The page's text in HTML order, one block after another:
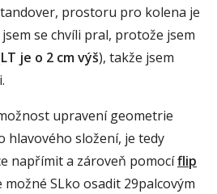
prostoru pro kolena je
se chvíli pral, protože jsem
LT je o 2 cm výš), takže jsem
.
upravení geometrie
hlavového složení, je tedy
napřímit a zároveň pomocíflip
možné SLko osadit 29palcovým